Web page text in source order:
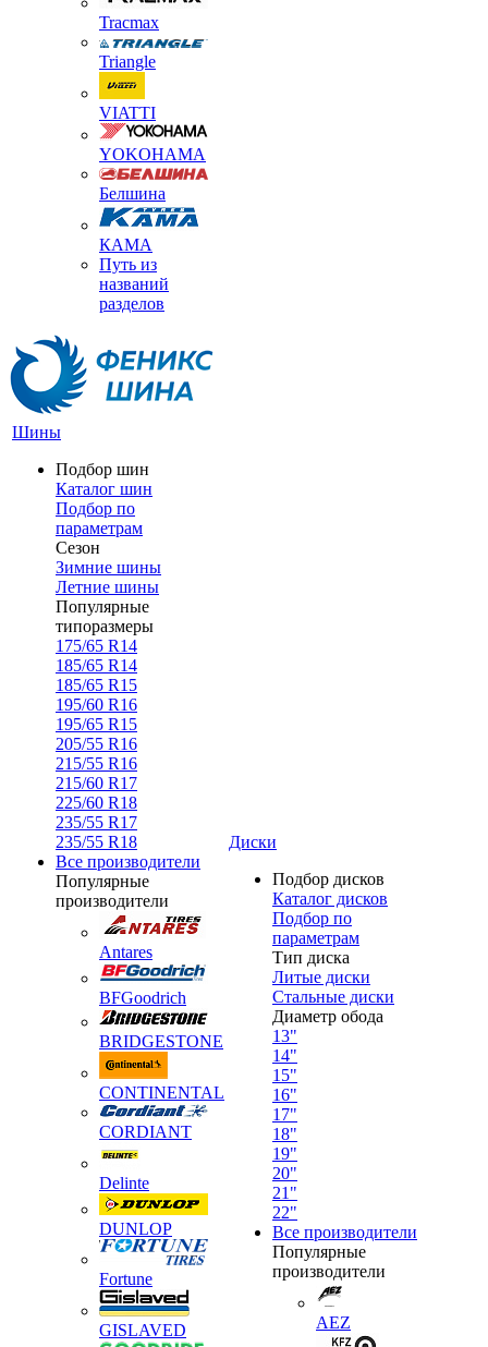
Tracmax
Triangle
VIATTI
YOKOHAMA
Белшина
КАМА
Путь из
названий
разделов
Шины
Подбор шин
Каталог шин
Подбор по
параметрам
Сезон
Зимние шины
Летние шины
Популярные
типоразмеры
175/65 R14
185/65 R14
185/65 R15
195/60 R16
195/65 R15
205/55 R16
215/55 R16
215/60 R17
225/60 R18
235/55 R17
235/55 R18
Все производители
Популярные
производители
Antares
BFGoodrich
BRIDGESTONE
CONTINENTAL
CORDIANT
Delinte
DUNLOP
Fortune
GISLAVED
Диски
Подбор дисков
Каталог дисков
Подбор по
параметрам
Тип диска
Литые диски
Стальные диски
Диаметр обода
13"
14"
15"
16"
17"
18"
19"
20"
21"
22"
Все производители
Популярные
производители
AEZ